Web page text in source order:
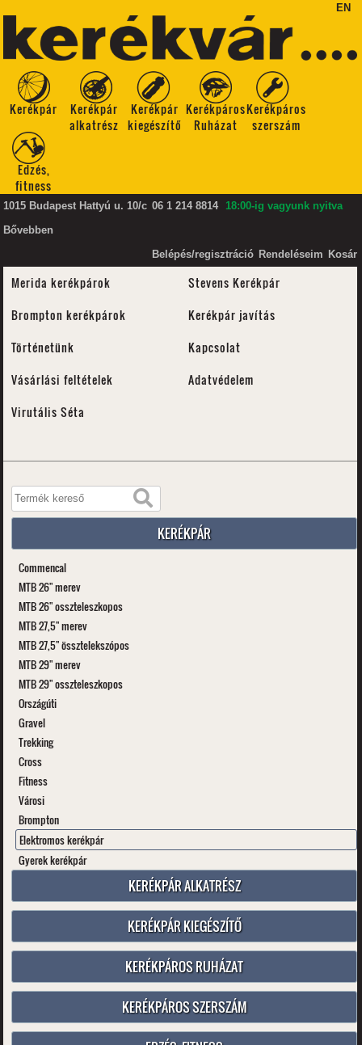
EN
Kerékpár
Kerékpár
alkatrész
Kerékpár
kiegészítő
Kerékpáros
Ruházat
Kerékpáros
szerszám
Edzés,
fitness
1015 Budapest Hattyú u. 10/c 06 1 214 8814 18:00-ig vagyunk nyitva
Bővebben
Belépés/regisztráció Rendeléseim Kosár
Merida kerékpárok
Stevens Kerékpár
Brompton kerékpárok
Kerékpár javítás
Történetünk
Kapcsolat
Vásárlási feltételek
Adatvédelem
Virutális Séta
KERÉKPÁR
Commencal
MTB 26" merev
MTB 26" osszteleszkopos
MTB 27,5" merev
MTB 27,5" össztelekszópos
MTB 29" merev
MTB 29" osszteleszkopos
Országúti
Gravel
Trekking
Cross
Fitness
Városi
Brompton
Elektromos kerékpár
Gyerek kerékpár
KERÉKPÁR ALKATRÉSZ
KERÉKPÁR KIEGÉSZÍTŐ
KERÉKPÁROS RUHÁZAT
KERÉKPÁROS SZERSZÁM